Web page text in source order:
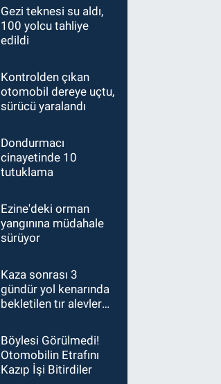
Gezi teknesi su aldı,
100 yolcu tahliye
edildi
Kontrolden çıkan
otomobil dereye uçtu,
sürücü yaralandı
Dondurmacı
cinayetinde 10
tutuklama
Ezine'deki orman
yangınına müdahale
sürüyor
Kaza sonrası 3
gündür yol kenarında
bekletilen tır alevlere
Böylesi Görülmedi!
Otomobilin Etrafını
Kazıp İşi Bitirdiler